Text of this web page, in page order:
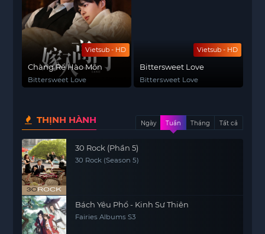
Vietsub - HD
Chàng Rể Hào Môn
Bittersweet Love
Vietsub - HD
Bittersweet Love
Bittersweet Love
THỊNH HÀNH Ngày Tuần Tháng Tất cả
30 Rock (Phần 5)
30 Rock (Season 5)
Bách Yêu Phổ - Kinh Sư Thiên
Fairies Albums S3